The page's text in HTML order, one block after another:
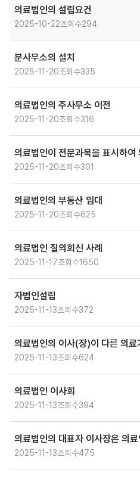
의료법인의 설립요건
2025-10-22조회수294
분사무소의 설치
2025-11-20조회수335
의료법인의 주사무소 이전
2025-11-20조회수316
2025-11-20조회수301
의료법인의 부동산 임대
2025-11-20조회수625
의료법인 질의회신 사례
2025-11-17조회수1650
자법인설립
2025-11-13조회수372
2025-11-13조회수624
의료법인 이사회
2025-11-13조회수394
의료법인의 대표자 이사장은 의
2025-11-13조회수475